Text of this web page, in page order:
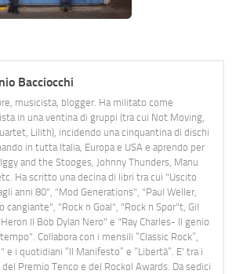
Bacciocchi
musicista, blogger. Ha militato come
in una ventina di gruppi (tra cui Not Moving,
Lilith), incidendo una cinquantina di dischi
in tutta Italia, Europa e USA e aprendo per
Iggy and the Stooges, Johnny Thunders, Manu
Ha scritto una decina di libri tra cui "Uscito
anni 80", "Mod Generations", "Paul Weller,
cangiante", "Rock n Goal", "Rock n Spor"t, Gil
Il Bob Dylan Nero" e "Ray Charles- Il genio
Collabora con i mensili “Classic Rock”,
e i quotidiani “Il Manifesto” e “Libertà”. E' tra i
Premio Tenco e del Rockol Awards. Da sedici